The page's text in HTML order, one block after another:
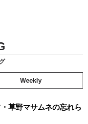
Weekly
草野マサムネの忘れら